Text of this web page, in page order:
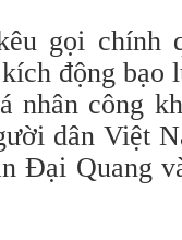
gọi chính
động bạo
nhân công
dân Việt
Đại Quang